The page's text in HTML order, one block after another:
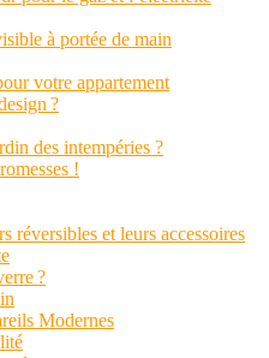
à portée de main
votre appartement
?
des intempéries ?
!
réversibles et leurs accessoires
?
Modernes